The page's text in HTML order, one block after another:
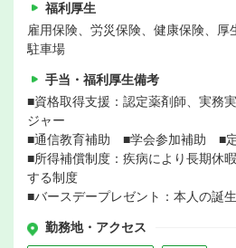
福利厚生
雇用保険、労災保険、健康保険、厚
駐車場
手当・福利厚生備考
■資格取得支援：認定薬剤師、実務
ジャー
■通信教育補助 ■学会参加補助 ■
■所得補償制度：疾病により長期休
する制度
■バースデープレゼント：本人の誕
勤務地・アクセス